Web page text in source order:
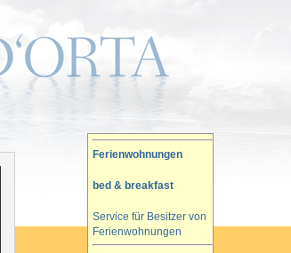
Ferienwohnungen
bed & breakfast
Service für Besitzer von
Ferienwohnungen